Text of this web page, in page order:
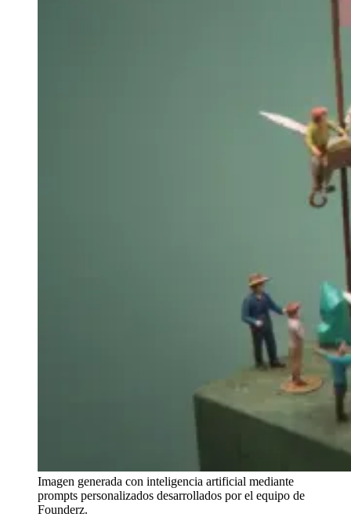
Imagen generada con inteligencia artificial mediante
prompts personalizados desarrollados por el equipo de
Founderz.